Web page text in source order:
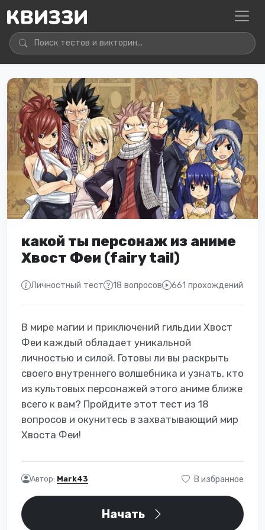
какой ты персонаж из аниме
Хвост Феи (fairy tail)
Личностный тест 18 вопросов 661 прохождений
В мире магии и приключений гильдии Хвост
Феи каждый обладает уникальной
личностью и силой. Готовы ли вы раскрыть
своего внутреннего волшебника и узнать, кто
из культовых персонажей этого аниме ближе
всего к вам? Пройдите этот тест из 18
вопросов и окунитесь в захватывающий мир
Хвоста Феи!
Автор: Mark43 В избранное
Начать